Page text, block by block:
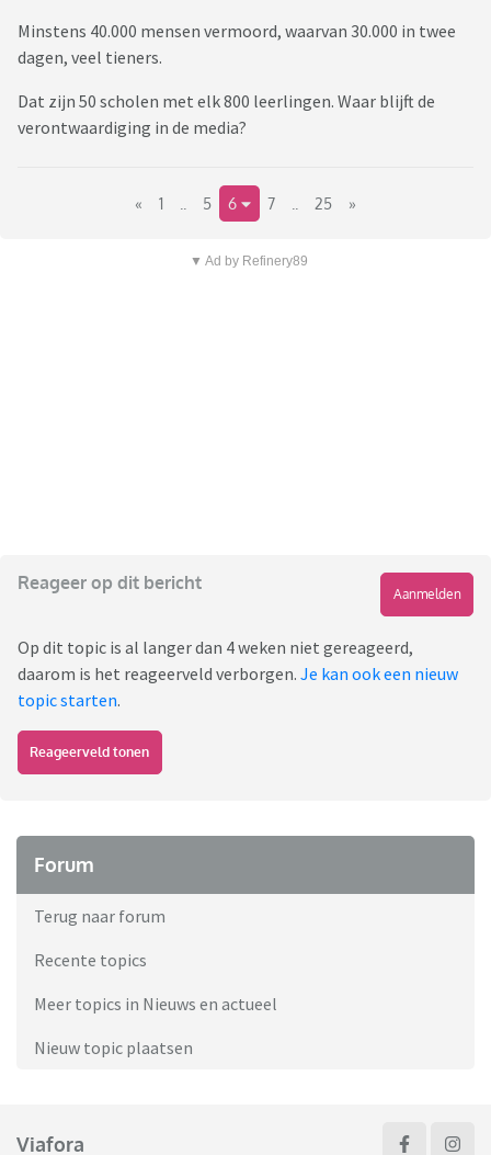
Minstens 40.000 mensen vermoord, waarvan 30.000 in twee
dagen, veel tieners.
Dat zijn 50 scholen met elk 800 leerlingen. Waar blijft de
verontwaardiging in de media?
« 1 5 6 7 25 »
▼ Ad by Refinery89
Reageer op dit bericht
Aanmelden
Op dit topic is al langer dan 4 weken niet gereageerd,
daarom is het reageerveld verborgen. Je kan ook een nieuw
topic starten.
Reageerveld tonen
Forum
Terug naar forum
Recente topics
Meer topics in Nieuws en actueel
Nieuw topic plaatsen
Viafora